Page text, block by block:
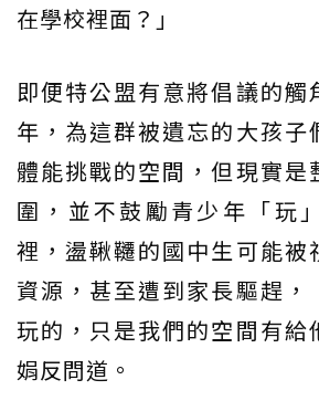
在學校裡面？」
即便特公盟有意將倡議的觸
年，為這群被遺忘的大孩子
體能挑戰的空間，但現實是
圍，並不鼓勵青少年「玩
裡，盪鞦韆的國中生可能被
資源，甚至遭到家長驅趕，
玩的，只是我們的空間有給
娟反問道。